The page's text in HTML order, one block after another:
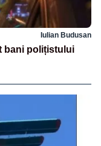
Iulian Budusan
bani polițistului